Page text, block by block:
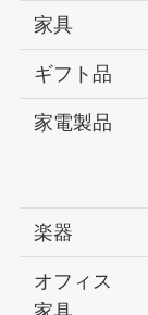
家具
ギフト品
家電製品
楽器
オフィス